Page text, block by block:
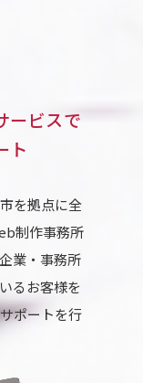
ービスで
ト
を拠点に全
制作事務所
業・事務所
るお客様を
ポートを行